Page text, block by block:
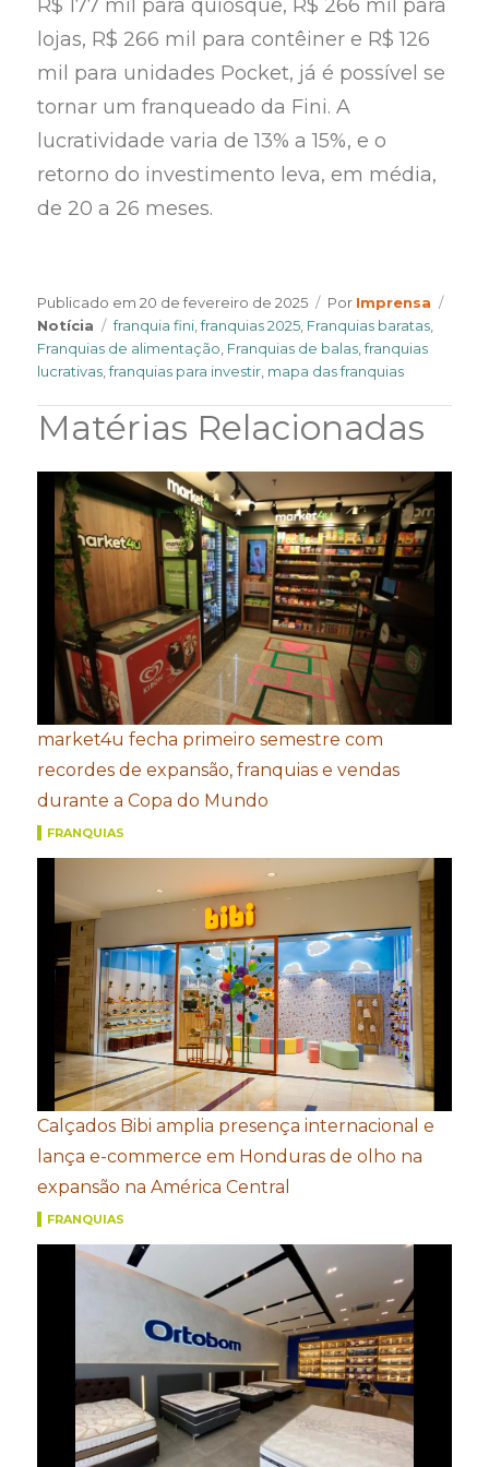
R$ 177 mil para quiosque, R$ 266 mil para
lojas, R$ 266 mil para contêiner e R$ 126
mil para unidades Pocket, já é possível se
tornar um franqueado da Fini. A
lucratividade varia de 13% a 15%, e o
retorno do investimento leva, em média,
de 20 a 26 meses.
Publicado em20 de fevereiro de 2025 Por Author
Imprensa
Notícia
Tags
franquia fini ,franquias 2025 Franquias baratas
Franquias de alimentação Franquias de balas ,franquias
lucrativas ,franquias para investir mapa das franquias
Matérias Relacionadas
market4u fecha primeiro semestre com
recordes de expansão, franquias e vendas
durante a Copa do Mundo
FRANQUIAS
Calçados Bibi amplia presença internacional e
lança e-commerce em Honduras de olho na
expansão na América Central
FRANQUIAS